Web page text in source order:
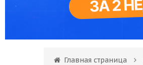
Главная страница